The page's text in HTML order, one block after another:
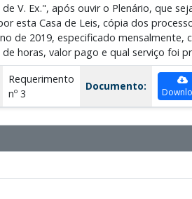
de V. Ex.", após ouvir o Plenário, que
esta Casa de Leis, cópia dos
de 2019, especificado mensalmente,
horas, valor pago e qual serviço foi
Requerimento
nº 3
Documento: